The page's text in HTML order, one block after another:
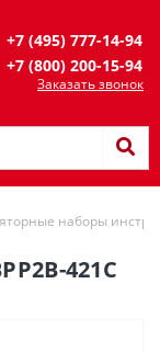
+7 (495) 777-14-94
+7 (800) 200-15-94
Заказать звонок
наборы
421С